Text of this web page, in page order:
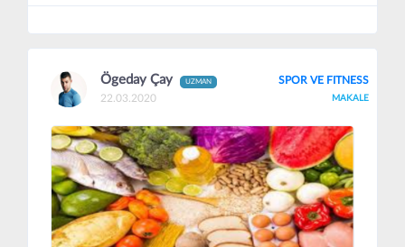
Ögeday Çay UZMAN
22.03.2020
SPOR VE FITNESS
MAKALE